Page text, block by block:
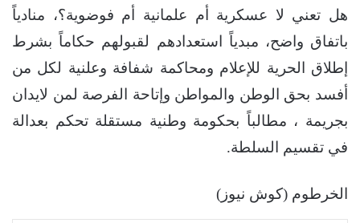
هل تعني لا عسكرية أم علمانية أم فوضوية؟، منادياً
باتفاق واضح، مبدياً استعدادهم لقبولهم حكاماً بشرط
إطلاق الحرية للإعلام ومحاكمة شفافة وعلنية لكل من
أفسد بحق الوطن والمواطن وإتاحة الفرصة لمن لايدان
بجريمة ، مطالباً بحكومة وطنية مستقلة تحكم بعدالة
في تقسيم السلطة.
الخرطوم (كوش نيوز)